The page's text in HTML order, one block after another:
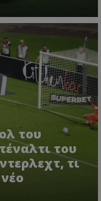
του
του
τι